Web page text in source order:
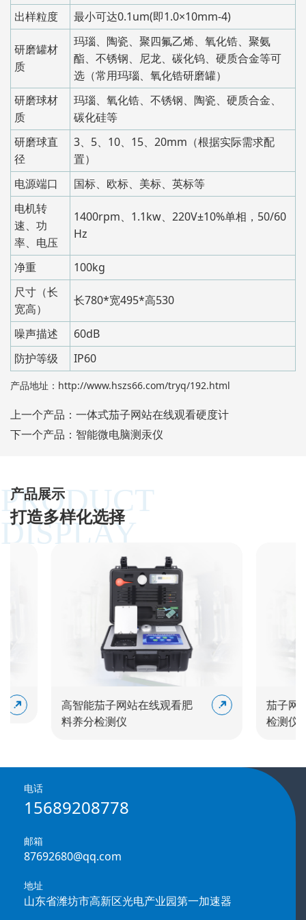
出样粒度 最小可达0.1um(即1.0×10mm-4)
研磨罐材
质
玛瑙、陶瓷、聚四氟乙烯、氧化锆、聚氨
酯、不锈钢、尼龙、碳化钨、硬质合金等可
选（常用玛瑙、氧化锆研磨罐）
研磨球材
质
玛瑙、氧化锆、不锈钢、陶瓷、硬质合金、
碳化硅等
研磨球直
径
3、5、10、15、20mm（根据实际需求配
置）
电源端口
国标、欧标、美标、英标等
电机转
速、功
率、电压
1400rpm、1.1kw、220V±10%单相，50/60
Hz
净重
100kg
尺寸（长
宽高）
长780*宽495*高530
噪声描述
60dB
防护等级
IP60
产品地址： http://www.hszs66.com/tryq/192.html
上一个产品： 一体式茄子网站在线观看硬度计
下一个产品： 智能微电脑测汞仪
产品展示
打造多样化选择
PRODUCT
DISPLAY
高智能茄子网站在线观看肥
料养分检测仪
茄子网站
检测仪
电话
15689208778
邮箱
87692680@qq.com
地址
山东省潍坊市高新区光电产业园第一加速器